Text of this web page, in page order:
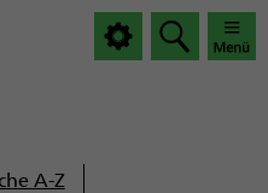
A-Z